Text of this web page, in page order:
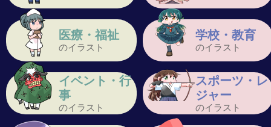
医療・福祉
のイラスト
学校・教育
のイラスト
イベント・行
事
のイラスト
スポーツ・レ
ジャー
のイラスト